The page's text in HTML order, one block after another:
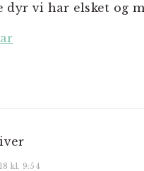
dyr vi har elsket og
kl. 9:54